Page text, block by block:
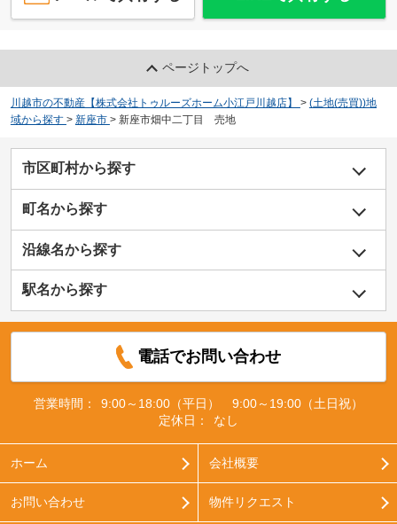
ページトップへ
川越市の不動産【株式会社トゥルーズホーム小江戸川越店】 > (土地(売買))地
域から探す > 新座市 > 新座市畑中二丁目 売地
市区町村から探す
町名から探す
沿線名から探す
駅名から探す
電話でお問い合わせ
営業時間：
9:00～18:00（平日） 9:00～19:00（土日祝）
定休日：
なし
ホーム 会社概要
お問い合わせ 物件リクエスト